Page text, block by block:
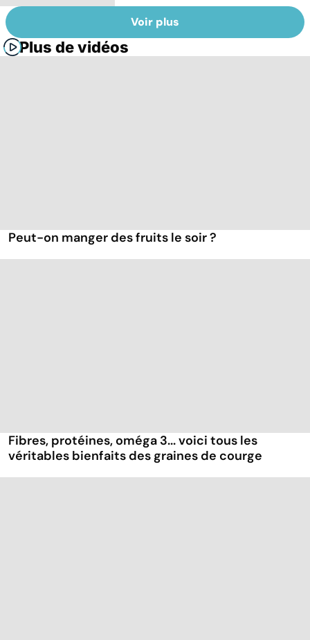
Voir plus
Plus de vidéos
Peut-on manger des fruits le soir ?
Fibres, protéines, oméga 3... voici tous les
véritables bienfaits des graines de courge